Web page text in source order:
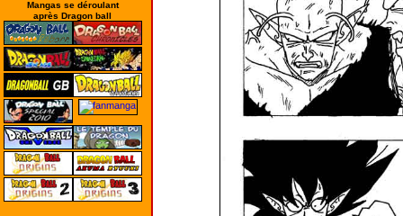
Mangas se déroulant
après Dragon ball